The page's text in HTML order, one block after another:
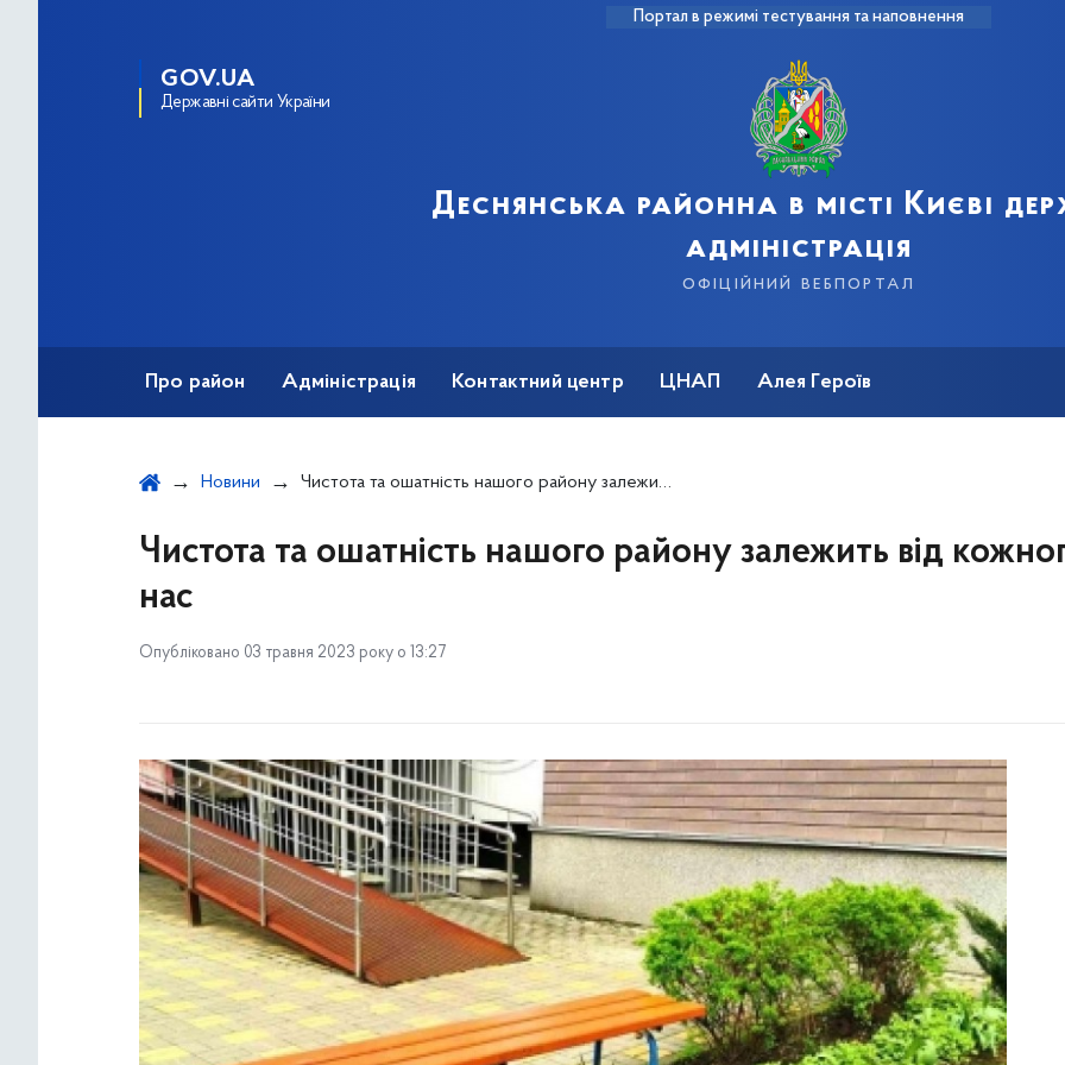
Портал в режимі тестування та наповнення
GOV.UA
Державні сайти України
Деснянська районна в місті Києві
адміністрація
офіційний вебпортал
Про район Адміністрація Контактний центр ЦНАП Алея Героїв
Новини Чистота та ошатність нашого району залежить від кожного з нас
Чистота та ошатність нашого району залежить від
нас
Опубліковано 03 травня 2023 року о 13:27